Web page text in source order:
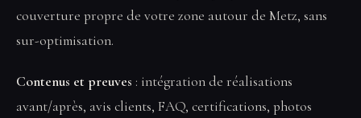
couverture propre de votre zone autour de Metz, sans
sur-optimisation.
Contenus et preuves : intégration de réalisations
avant/après, avis clients, FAQ, certifications, photos